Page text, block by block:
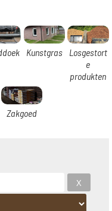
Kunstgras
Losgestort
e
produkten
Zakgoed